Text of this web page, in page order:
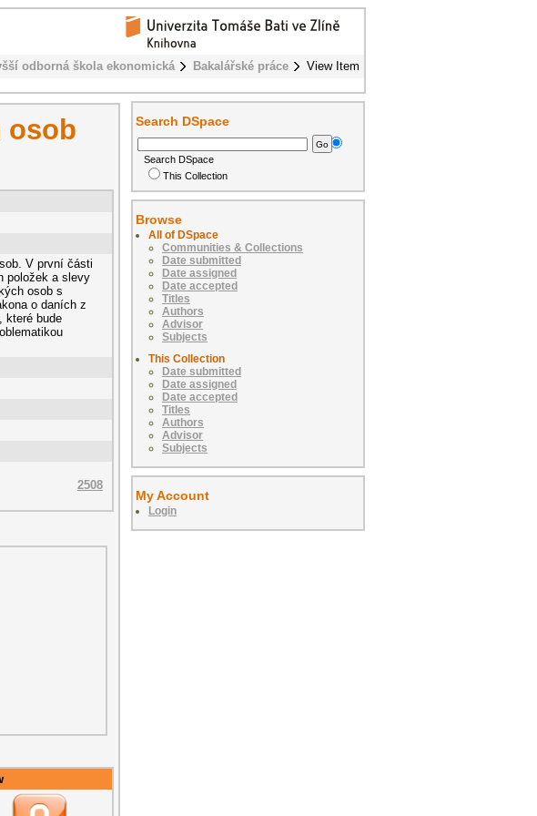
odborná škola ekonomická Bakalářské práce View Item
osob
V první části
položek a slevy
osob s
o daních z
které bude
2508
Search DSpace
Search DSpace
This Collection
Browse
All of DSpace
Communities & Collections
Date submitted
Date assigned
Date accepted
Titles
Authors
Advisor
Subjects
This Collection
Date submitted
Date assigned
Date accepted
Titles
Authors
Advisor
Subjects
My Account
Login